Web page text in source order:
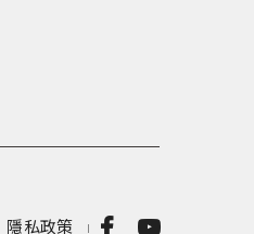
隱私政策